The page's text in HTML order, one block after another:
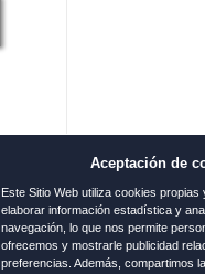
Aceptación de
Este Sitio Web utiliza cookies
elaborar información estadística y
navegación, lo que nos permite
ofrecemos y mostrarle publicidad
preferencias. Además, compartimos